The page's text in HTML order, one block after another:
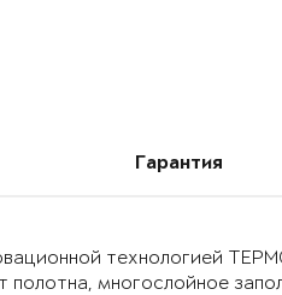
Гарантия
технологией
многослойное